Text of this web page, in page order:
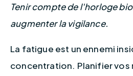
Tenir compte de l'horloge
augmenter la vigilance.
La fatigue est un ennemi
concentration. Planifier vos